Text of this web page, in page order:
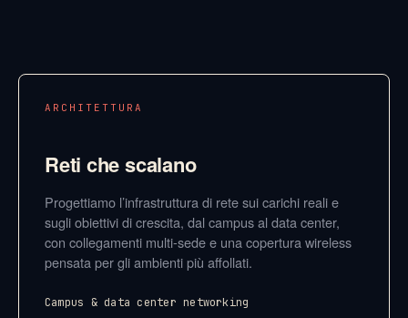
ARCHITETTURA
Reti che scalano
Progettiamo l’infrastruttura di rete sui carichi reali e
sugli obiettivi di crescita, dal campus al data center,
con collegamenti multi-sede e una copertura wireless
pensata per gli ambienti più affollati.
Campus & data center networking